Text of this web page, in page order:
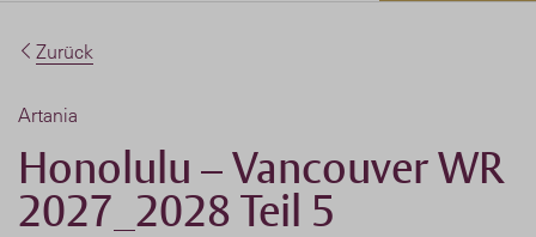
Zurück
Artania
Honolulu – Vancouver WR
2027_2028 Teil 5